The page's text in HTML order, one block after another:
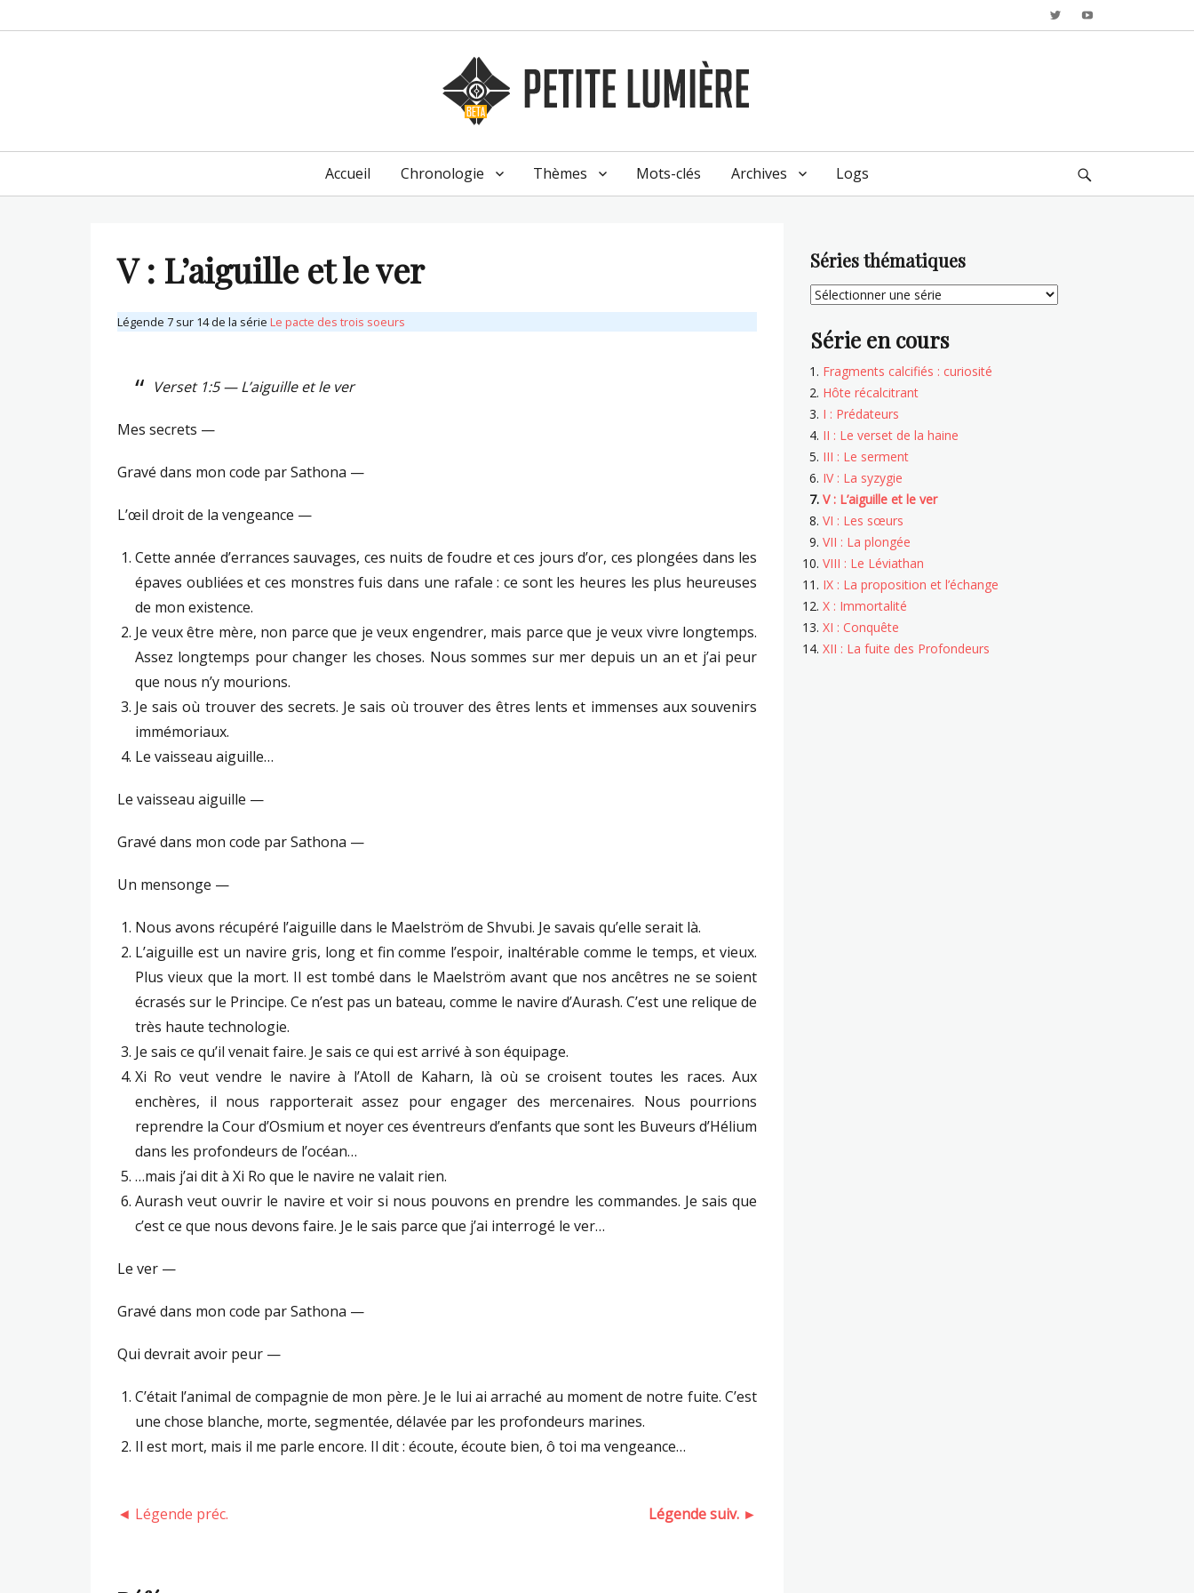
Twitter
menu
Accueil Chronologie Thèmes Mots-clés Archives Logs
V : L’aiguille et le ver
Légende 7 sur 14 de la série Le pacte des trois soeurs
Verset 1:5 — L’aiguille et le ver
Mes secrets —
Gravé dans mon code par Sathona —
L’œil droit de la vengeance —
Cette année d’errances sauvages, ces nuits de foudre et ces jours d’or, ces plongées dans les
épaves oubliées et ces monstres fuis dans une rafale : ce sont les heures les plus heureuses
de mon existence.
Je veux être mère, non parce que je veux engendrer, mais parce que je veux vivre longtemps.
Assez longtemps pour changer les choses. Nous sommes sur mer depuis un an et j’ai peur
que nous n’y mourions.
Je sais où trouver des secrets. Je sais où trouver des êtres lents et immenses aux souvenirs
immémoriaux.
Le vaisseau aiguille…
Le vaisseau aiguille —
Gravé dans mon code par Sathona —
Un mensonge —
Nous avons récupéré l’aiguille dans le Maelström de Shvubi. Je savais qu’elle serait là.
L’aiguille est un navire gris, long et fin comme l’espoir, inaltérable comme le temps, et vieux.
Plus vieux que la mort. Il est tombé dans le Maelström avant que nos ancêtres ne se soient
écrasés sur le Principe. Ce n’est pas un bateau, comme le navire d’Aurash. C’est une relique de
très haute technologie.
Je sais ce qu’il venait faire. Je sais ce qui est arrivé à son équipage.
Xi Ro veut vendre le navire à l’Atoll de Kaharn, là où se croisent toutes les races. Aux
enchères, il nous rapporterait assez pour engager des mercenaires. Nous pourrions
reprendre la Cour d’Osmium et noyer ces éventreurs d’enfants que sont les Buveurs d’Hélium
dans les profondeurs de l’océan…
…mais j’ai dit à Xi Ro que le navire ne valait rien.
Aurash veut ouvrir le navire et voir si nous pouvons en prendre les commandes. Je sais que
c’est ce que nous devons faire. Je le sais parce que j’ai interrogé le ver…
Le ver —
Gravé dans mon code par Sathona —
Qui devrait avoir peur —
C’était l’animal de compagnie de mon père. Je le lui ai arraché au moment de notre fuite. C’est
une chose blanche, morte, segmentée, délavée par les profondeurs marines.
Il est mort, mais il me parle encore. Il dit : écoute, écoute bien, ô toi ma vengeance…
◄ Légende préc. Légende suiv. ►
Séries thématiques
Série en cours
Fragments calcifiés : curiosité
Hôte récalcitrant
I : Prédateurs
II : Le verset de la haine
III : Le serment
IV : La syzygie
V : L’aiguille et le ver
VI : Les sœurs
VII : La plongée
VIII : Le Léviathan
IX : La proposition et l’échange
X : Immortalité
XI : Conquête
XII : La fuite des Profondeurs